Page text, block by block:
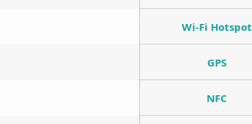
Wi-Fi Hotspot
GPS
NFC